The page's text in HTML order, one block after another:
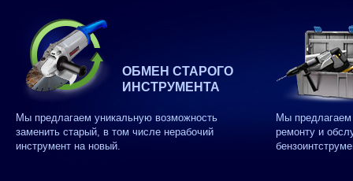
ОБМЕН СТАРОГО
ИНСТРУМЕНТА
Мы предлагаем уникальную возможность
заменить старый, в том числе нерабочий
инструмент на новый.
Мы
ремонту и